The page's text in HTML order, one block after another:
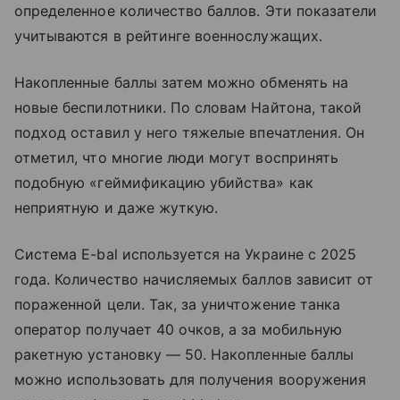
определенное количество баллов. Эти показатели
учитываются в рейтинге военнослужащих.
Накопленные баллы затем можно обменять на
новые беспилотники. По словам Найтона, такой
подход оставил у него тяжелые впечатления. Он
отметил, что многие люди могут воспринять
подобную «геймификацию убийства» как
неприятную и даже жуткую.
Система E-bal используется на Украине с 2025
года. Количество начисляемых баллов зависит от
пораженной цели. Так, за уничтожение танка
оператор получает 40 очков, а за мобильную
ракетную установку — 50. Накопленные баллы
можно использовать для получения вооружения